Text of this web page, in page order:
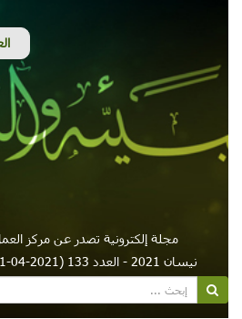
مجلة إلكترونية تصدر عن مركز
نيسان 2021 - العدد 133 (2021-04-01)